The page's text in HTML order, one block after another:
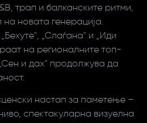
трап и балканските ритми,
новата генерација.
„Слаѓана" и „Иди
на регионалните топ-
и дах" продолжува да
настап за паметење –
спектакуларна визуелна